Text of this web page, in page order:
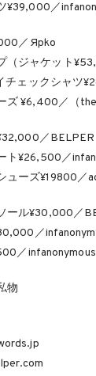
¥39,000／
／Яpko
（ジャケット
チェックシャツ
ズ ¥6,400／（the
／BELPER
ト¥26,500／
ューズ¥19800／
ール¥30,000／
／
／infanonymous
物